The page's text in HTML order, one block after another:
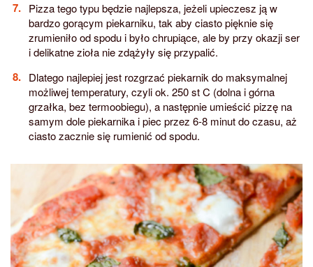
Pizza tego typu będzie najlepsza, jeżeli upieczesz ją w
bardzo gorącym piekarniku, tak aby ciasto pięknie się
zrumieniło od spodu i było chrupiące, ale by przy okazji ser
i delikatne zioła nie zdążyły się przypalić.
Dlatego najlepiej jest rozgrzać piekarnik do maksymalnej
możliwej temperatury, czyli ok. 250 st C (dolna i górna
grzałka, bez termoobiegu), a następnie umieścić pizzę na
samym dole piekarnika i piec przez 6-8 minut do czasu, aż
ciasto zacznie się rumienić od spodu.